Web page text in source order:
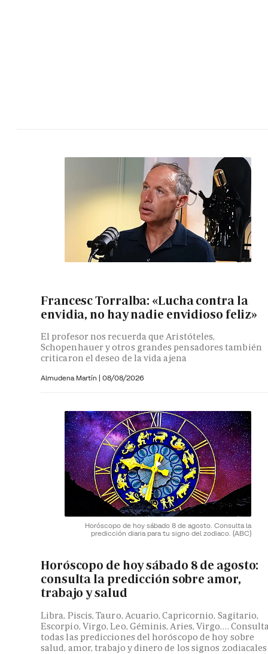
Francesc Torralba: «Lucha contra la
envidia, no hay nadie envidioso feliz»
El profesor nos recuerda que Aristóteles,
Schopenhauer y otros grandes pensadores también
criticaron el deseo de la vida ajena
Almudena Martín | 08/08/2026
Horóscopo de hoy sábado 8 de agosto. Consulta la
predicción diaria para tu signo del zodiaco. (ABC)
Horóscopo de hoy sábado 8 de agosto:
consulta la predicción sobre amor,
trabajo y salud
Libra, Piscis, Tauro, Acuario, Capricornio, Sagitario,
Escorpio, Virgo, Leo, Géminis, Aries, Virgo….
todas las predicciones del horóscopo de hoy sobre
salud, amor, trabajo y dinero de los signos zodiacales